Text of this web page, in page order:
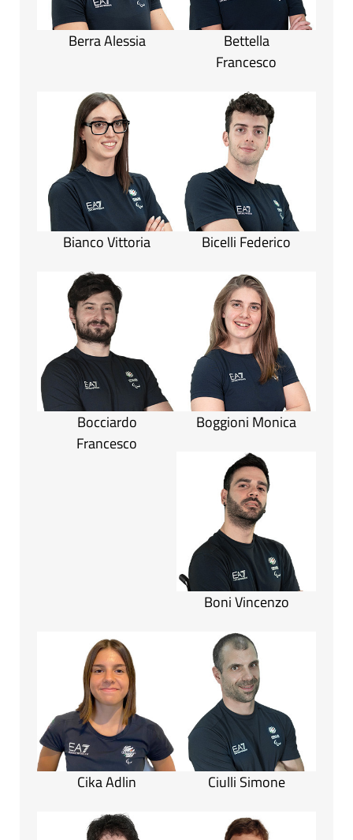
Berra Alessia
Bettella
Francesco
Bianco Vittoria Bicelli Federico
Bocciardo
Francesco
Boggioni Monica
Boni Vincenzo
Cika Adlin Ciulli Simone